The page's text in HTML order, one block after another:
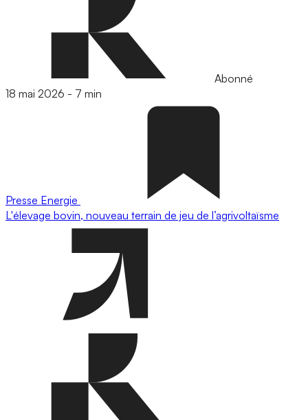
Abonné
18 mai 2026 - 7 min
Presse Energie
L'élevage bovin, nouveau terrain de jeu de l’agrivoltaïsme